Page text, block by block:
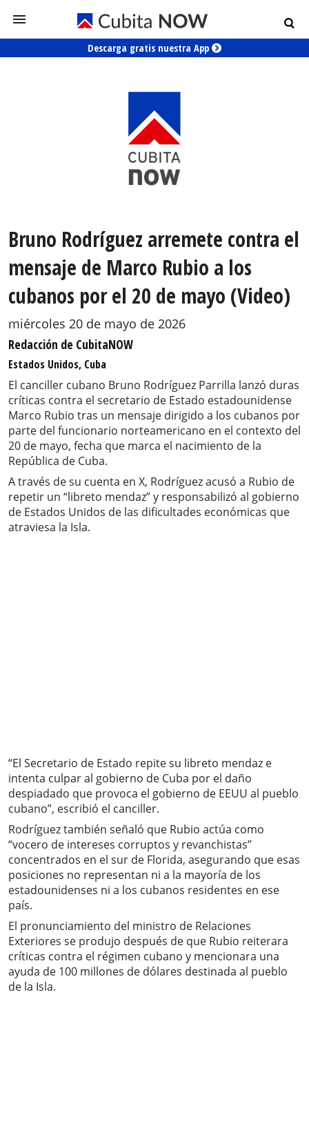
Descarga gratis nuestra App
Bruno Rodríguez arremete contra el
mensaje de Marco Rubio a los
cubanos por el 20 de mayo (Video)
miércoles 20 de mayo de 2026
Redacción de CubitaNOW
Estados Unidos, Cuba
El canciller cubano Bruno Rodríguez Parrilla lanzó duras
críticas contra el secretario de Estado estadounidense
Marco Rubio tras un mensaje dirigido a los cubanos por
parte del funcionario norteamericano en el contexto del
20 de mayo, fecha que marca el nacimiento de la
República de Cuba.
A través de su cuenta en X, Rodríguez acusó a Rubio de
repetir un “libreto mendaz” y responsabilizó al gobierno
de Estados Unidos de las dificultades económicas que
atraviesa la Isla.
“El Secretario de Estado repite su libreto mendaz e
intenta culpar al gobierno de Cuba por el daño
despiadado que provoca el gobierno de EEUU al pueblo
cubano”, escribió el canciller.
Rodríguez también señaló que Rubio actúa como
“vocero de intereses corruptos y revanchistas”
concentrados en el sur de Florida, asegurando que esas
posiciones no representan ni a la mayoría de los
estadounidenses ni a los cubanos residentes en ese
país.
El pronunciamiento del ministro de Relaciones
Exteriores se produjo después de que Rubio reiterara
críticas contra el régimen cubano y mencionara una
ayuda de 100 millones de dólares destinada al pueblo
de la Isla.